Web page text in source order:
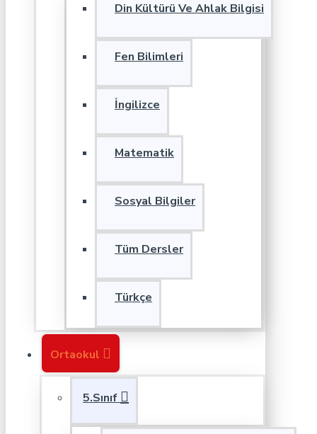
Din Kültürü Ve Ahlak Bilgisi
Fen Bilimleri
İngilizce
Matematik
Sosyal Bilgiler
Tüm Dersler
Türkçe
Ortaokul
5.Sınıf